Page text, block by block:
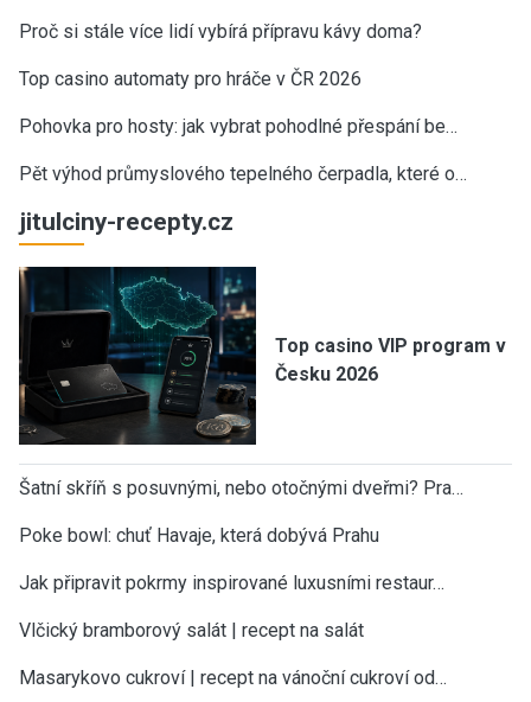
Proč si stále více lidí vybírá přípravu kávy doma?
Top casino automaty pro hráče v ČR 2026
Pohovka pro hosty: jak vybrat pohodlné přespání be…
Pět výhod průmyslového tepelného čerpadla, které o…
jitulciny-recepty.cz
Top casino VIP program v
Česku 2026
Šatní skříň s posuvnými, nebo otočnými dveřmi? Pra…
Poke bowl: chuť Havaje, která dobývá Prahu
Jak připravit pokrmy inspirované luxusními restaur…
Vlčický bramborový salát | recept na salát
Masarykovo cukroví | recept na vánoční cukroví od…